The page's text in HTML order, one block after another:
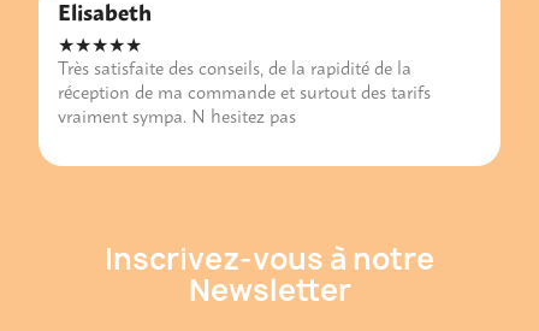
Elisabeth
★★★★★
Très satisfaite des conseils, de la rapidité de la
réception de ma commande et surtout des tarifs
vraiment sympa. N hesitez pas
Inscrivez-vous à notre
Newsletter